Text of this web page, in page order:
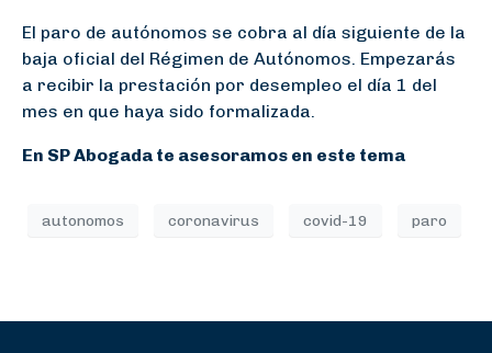
El paro de autónomos se cobra al día siguiente de la
baja oficial del Régimen de Autónomos. Empezarás
a recibir la prestación por desempleo el día 1 del
mes en que haya sido formalizada.
En SP Abogada te asesoramos en este tema
autonomos coronavirus covid-19 paro